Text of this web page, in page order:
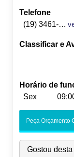
Telefone
(19) 3461-0906
Classificar e
Horário de
Sex
Qua:
Qui:
Peça Orçamento
Gostou